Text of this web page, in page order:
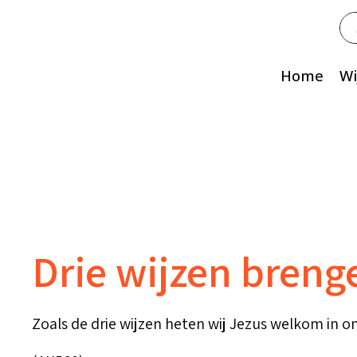
Home
Drie wijzen
Zoals de drie wijzen heten wij Jezus welkom in